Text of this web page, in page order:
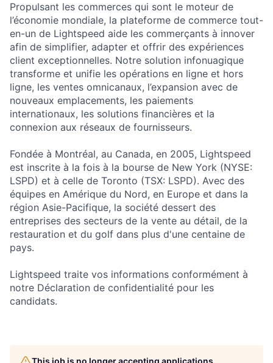
Propulsant les commerces qui sont le moteur de
l’économie mondiale, la plateforme de commerce tout-
en-un de Lightspeed aide les commerçants à innover
afin de simplifier, adapter et offrir des expériences
client exceptionnelles. Notre solution infonuagique
transforme et unifie les opérations en ligne et hors
ligne, les ventes omnicanaux, l’expansion avec de
nouveaux emplacements, les paiements
internationaux, les solutions financières et la
connexion aux réseaux de fournisseurs.
Fondée à Montréal, au Canada, en 2005, Lightspeed
est inscrite à la fois à la bourse de New York (NYSE:
LSPD) et à celle de Toronto (TSX: LSPD). Avec des
équipes en Amérique du Nord, en Europe et dans la
région Asie-Pacifique, la société dessert des
entreprises des secteurs de la vente au détail, de la
restauration et du golf dans plus d'une centaine de
pays.
Lightspeed traite vos informations conformément à
notre Déclaration de confidentialité pour les
candidats.